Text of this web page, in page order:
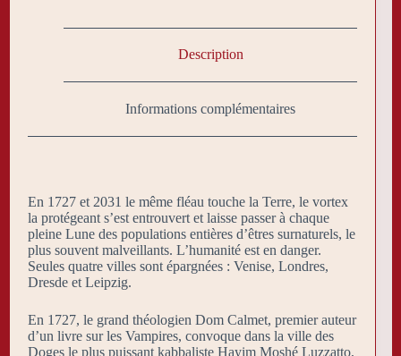
Description
Informations complémentaires
En 1727 et 2031 le même fléau touche la Terre, le vortex
la protégeant s’est entrouvert et laisse passer à chaque
pleine Lune des populations entières d’êtres surnaturels, le
plus souvent malveillants. L’humanité est en danger.
Seules quatre villes sont épargnées : Venise, Londres,
Dresde et Leipzig.
En 1727, le grand théologien Dom Calmet, premier auteur
d’un livre sur les Vampires, convoque dans la ville des
Doges le plus puissant kabbaliste Hayim Moshé Luzzatto,